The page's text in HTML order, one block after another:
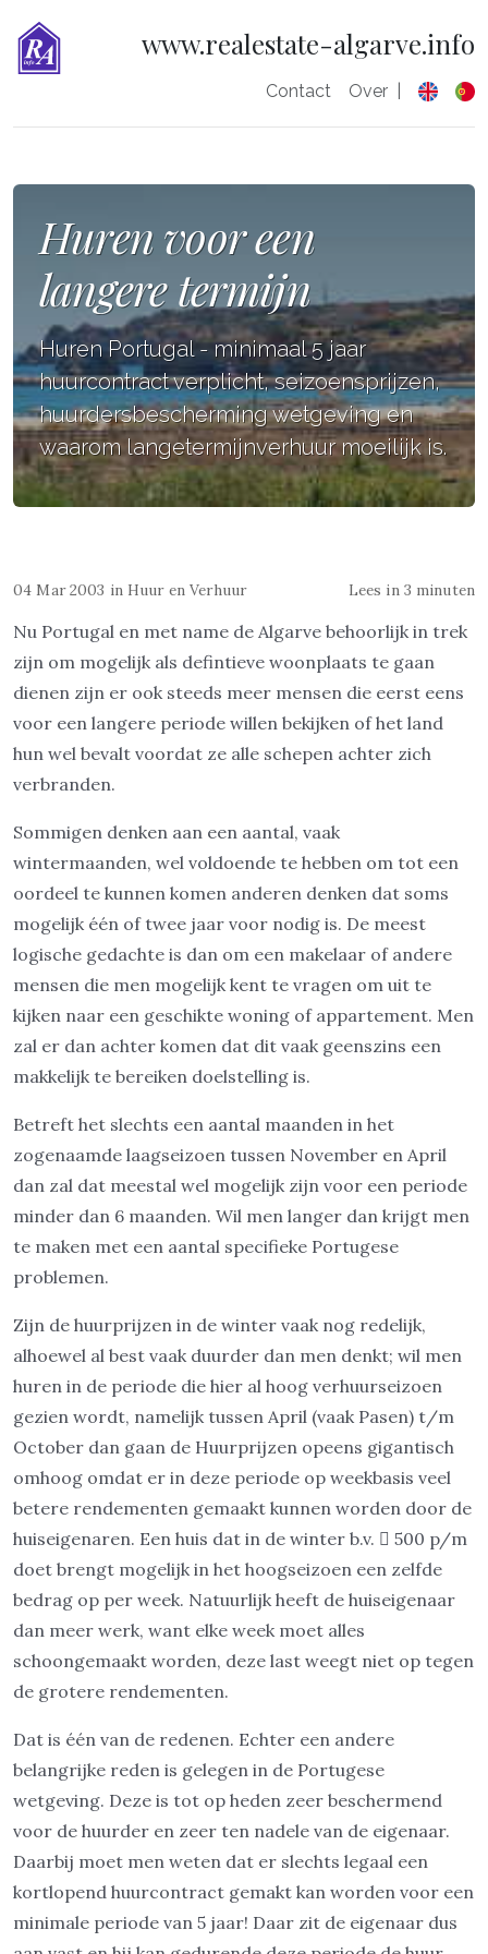
www.realestate-algarve.info
Contact Over
Huren voor een
langere termijn
Huren Portugal - minimaal 5 jaar
huurcontract verplicht, seizoensprijzen,
huurdersbescherming wetgeving en
waarom langetermijnverhuur moeilijk is.
04 Mar 2003 in Huur en Verhuur Lees in 3 minuten
Nu Portugal en met name de Algarve behoorlijk in trek
zijn om mogelijk als defintieve woonplaats te gaan
dienen zijn er ook steeds meer mensen die eerst eens
voor een langere periode willen bekijken of het land
hun wel bevalt voordat ze alle schepen achter zich
verbranden.
Sommigen denken aan een aantal, vaak
wintermaanden, wel voldoende te hebben om tot een
oordeel te kunnen komen anderen denken dat soms
mogelijk één of twee jaar voor nodig is. De meest
logische gedachte is dan om een makelaar of andere
mensen die men mogelijk kent te vragen om uit te
kijken naar een geschikte woning of appartement. Men
zal er dan achter komen dat dit vaak geenszins een
makkelijk te bereiken doelstelling is.
Betreft het slechts een aantal maanden in het
zogenaamde laagseizoen tussen November en April
dan zal dat meestal wel mogelijk zijn voor een periode
minder dan 6 maanden. Wil men langer dan krijgt men
te maken met een aantal specifieke Portugese
problemen.
Zijn de huurprijzen in de winter vaak nog redelijk,
alhoewel al best vaak duurder dan men denkt; wil men
huren in de periode die hier al hoog verhuurseizoen
gezien wordt, namelijk tussen April (vaak Pasen) t/m
October dan gaan de Huurprijzen opeens gigantisch
omhoog omdat er in deze periode op weekbasis veel
betere rendementen gemaakt kunnen worden door de
huiseigenaren. Een huis dat in de winter b.v.  500 p/m
doet brengt mogelijk in het hoogseizoen een zelfde
bedrag op per week. Natuurlijk heeft de huiseigenaar
dan meer werk, want elke week moet alles
schoongemaakt worden, deze last weegt niet op tegen
de grotere rendementen.
Dat is één van de redenen. Echter een andere
belangrijke reden is gelegen in de Portugese
wetgeving. Deze is tot op heden zeer beschermend
voor de huurder en zeer ten nadele van de eigenaar.
Daarbij moet men weten dat er slechts legaal een
kortlopend huurcontract gemakt kan worden voor een
minimale periode van 5 jaar! Daar zit de eigenaar dus